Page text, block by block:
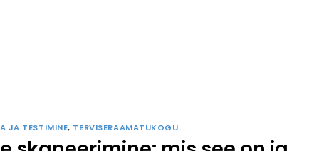
JA TESTIMINE, TERVISERAAMATUKOGU